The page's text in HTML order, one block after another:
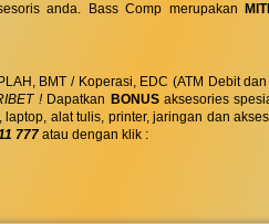
anda. Bass Comp merupakan
BMT / Koperasi, EDC (ATM Debit
!Dapatkan BONUSaksesories
alat tulis, printer, jaringan dan
777 atau dengan klik :